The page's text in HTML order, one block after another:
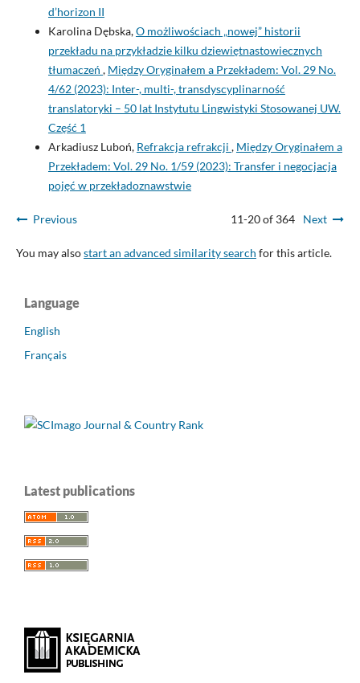
d’horizon II
Karolina Dębska,O możliwościach „nowej” historii
przekładu na przykładzie kilku dziewiętnastowiecznych
tłumaczeń , Między Oryginałem a Przekładem: Vol. 29 No.
4/62 (2023): Inter-, multi-, transdyscyplinarność
translatoryki – 50 lat Instytutu Lingwistyki Stosowanej UW.
Część 1
Arkadiusz Luboń, Refrakcja refrakcji , Między Oryginałem a
Przekładem: Vol. 29 No. 1/59 (2023): Transfer i negocjacja
pojęć w przekładoznawstwie
Previous 11-20 of 364 Next
You may alsostart an advanced similarity search for this article.
Language
English
Français
Latest publications